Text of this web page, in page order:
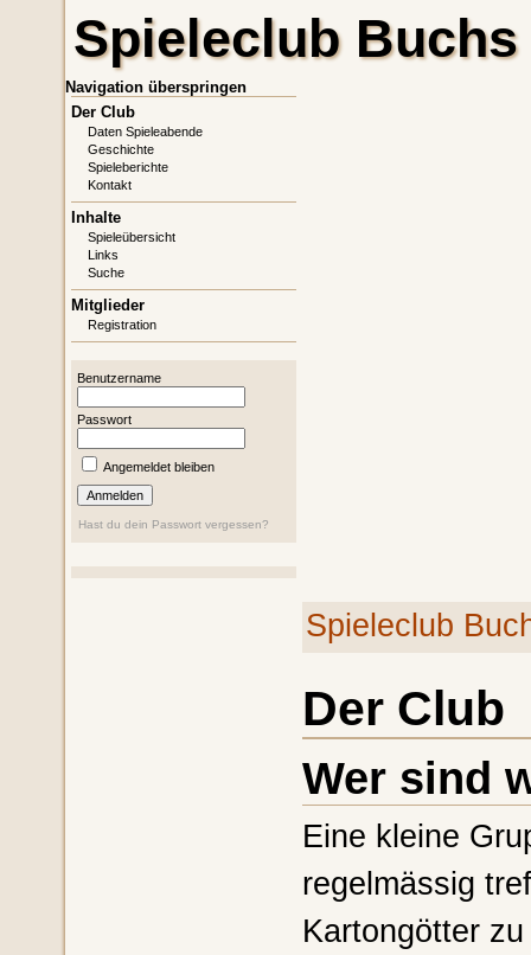
Spieleclub Buchs
Navigation überspringen
Der Club
Daten Spieleabende
Geschichte
Spieleberichte
Kontakt
Inhalte
Spieleübersicht
Links
Suche
Mitglieder
Registration
Benutzername
Passwort
Angemeldet bleiben
Hast du dein Passwort vergessen?
Spieleclub
Der Club
Wer sind
Eine kleine
regelmässig
Kartongötter